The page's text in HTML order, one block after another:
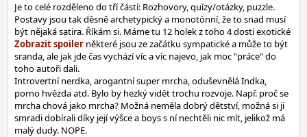
Je to celé rozděleno do tří částí: Rozhovory, quízy/otázky, puzzle.
Postavy jsou tak děsně archetypický a monotónní, že to snad musí
být nějaká satira. Říkám si. Máme tu 12 holek z toho 4 dosti exotické
některé jsou ze začátku sympatické a může to být
sranda, ale jak jde čas vychází víc a víc najevo, jak moc "práce" do
toho autoři dali.
Introvertní nerdka, arogantní super mrcha, oduševnělá Indka,
porno hvězda atd. Bylo by hezký vidět trochu rozvoje. Např. proč se
mrcha chová jako mrcha? Možná neměla dobrý dětství, možná si ji
smradi dobírali díky její výšce a boys s ní nechtěli nic mít, jelikož má
malý dudy. NOPE.